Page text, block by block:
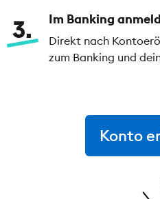
3 Im Banking
Direkt nach
zum Banking und
Konto